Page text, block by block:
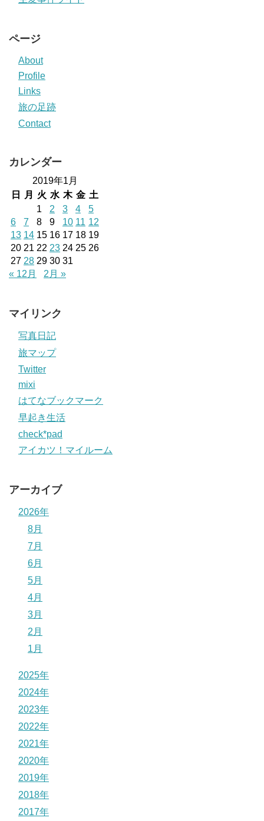
ページ
About
Profile
Links
旅の足跡
Contact
カレンダー
2019年1月
日
月 火 水 木 金 土
1
2 3 4
5
6
7 8 9 10 11 12
13 14 15 16 17 18 19
20 21 22 23 24 25 26
27 28 29 30 31
« 12月
2月 »
マイリンク
写真日記
旅マップ
Twitter
mixi
はてなブックマーク
早起き生活
check*pad
アイカツ！マイルーム
アーカイブ
2026年
8月
7月
6月
5月
4月
3月
2月
1月
2025年
2024年
2023年
2022年
2021年
2020年
2019年
2018年
2017年